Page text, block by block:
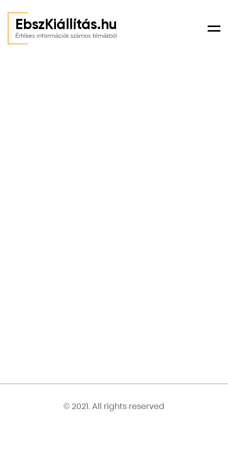
EbszKiállítás.hu
Értékes információk számos témákból
© 2021. All rights reserved